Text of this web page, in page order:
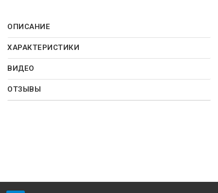
ОПИСАНИЕ
ХАРАКТЕРИСТИКИ
ВИДЕО
ОТЗЫВЫ